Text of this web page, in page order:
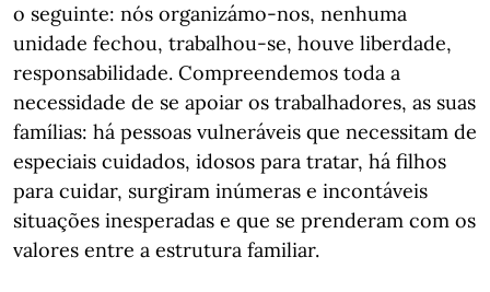
o seguinte: nós organizámo-nos, nenhuma
unidade fechou, trabalhou-se, houve liberdade,
responsabilidade. Compreendemos toda a
necessidade de se apoiar os trabalhadores, as suas
famílias: há pessoas vulneráveis que necessitam de
especiais cuidados, idosos para tratar, há filhos
para cuidar, surgiram inúmeras e incontáveis
situações inesperadas e que se prenderam com os
valores entre a estrutura familiar.